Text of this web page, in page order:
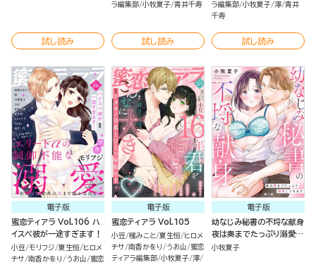
試し読み
ラ編集部 小牧夏子 青井千寿
試し読み
ラ編集部 小牧夏子 濘 青井
千寿
試し読み
電子版
蜜恋ティアラ Vol.106 ハ
イスペ彼が一途すぎます！
小豆 モリフジ 夏生恒
ヒロメ
チサ 南香かをり うお山
蜜恋
電子版
蜜恋ティアラ Vol.105
小豆 櫁みこと 夏生恒
ヒロメ
チサ 南香かをり うお山
蜜恋
ティアラ編集部 小牧夏子 濘
電子版
幼なじみ秘書の不埒な献身
夜は奥までたっぷり溺愛し
てきます（分冊版）
小牧夏子